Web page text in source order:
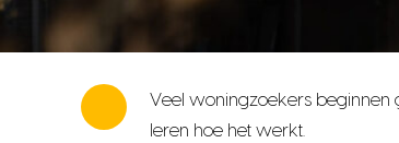
Veel woningzoekers beginnen
leren hoe het werkt.